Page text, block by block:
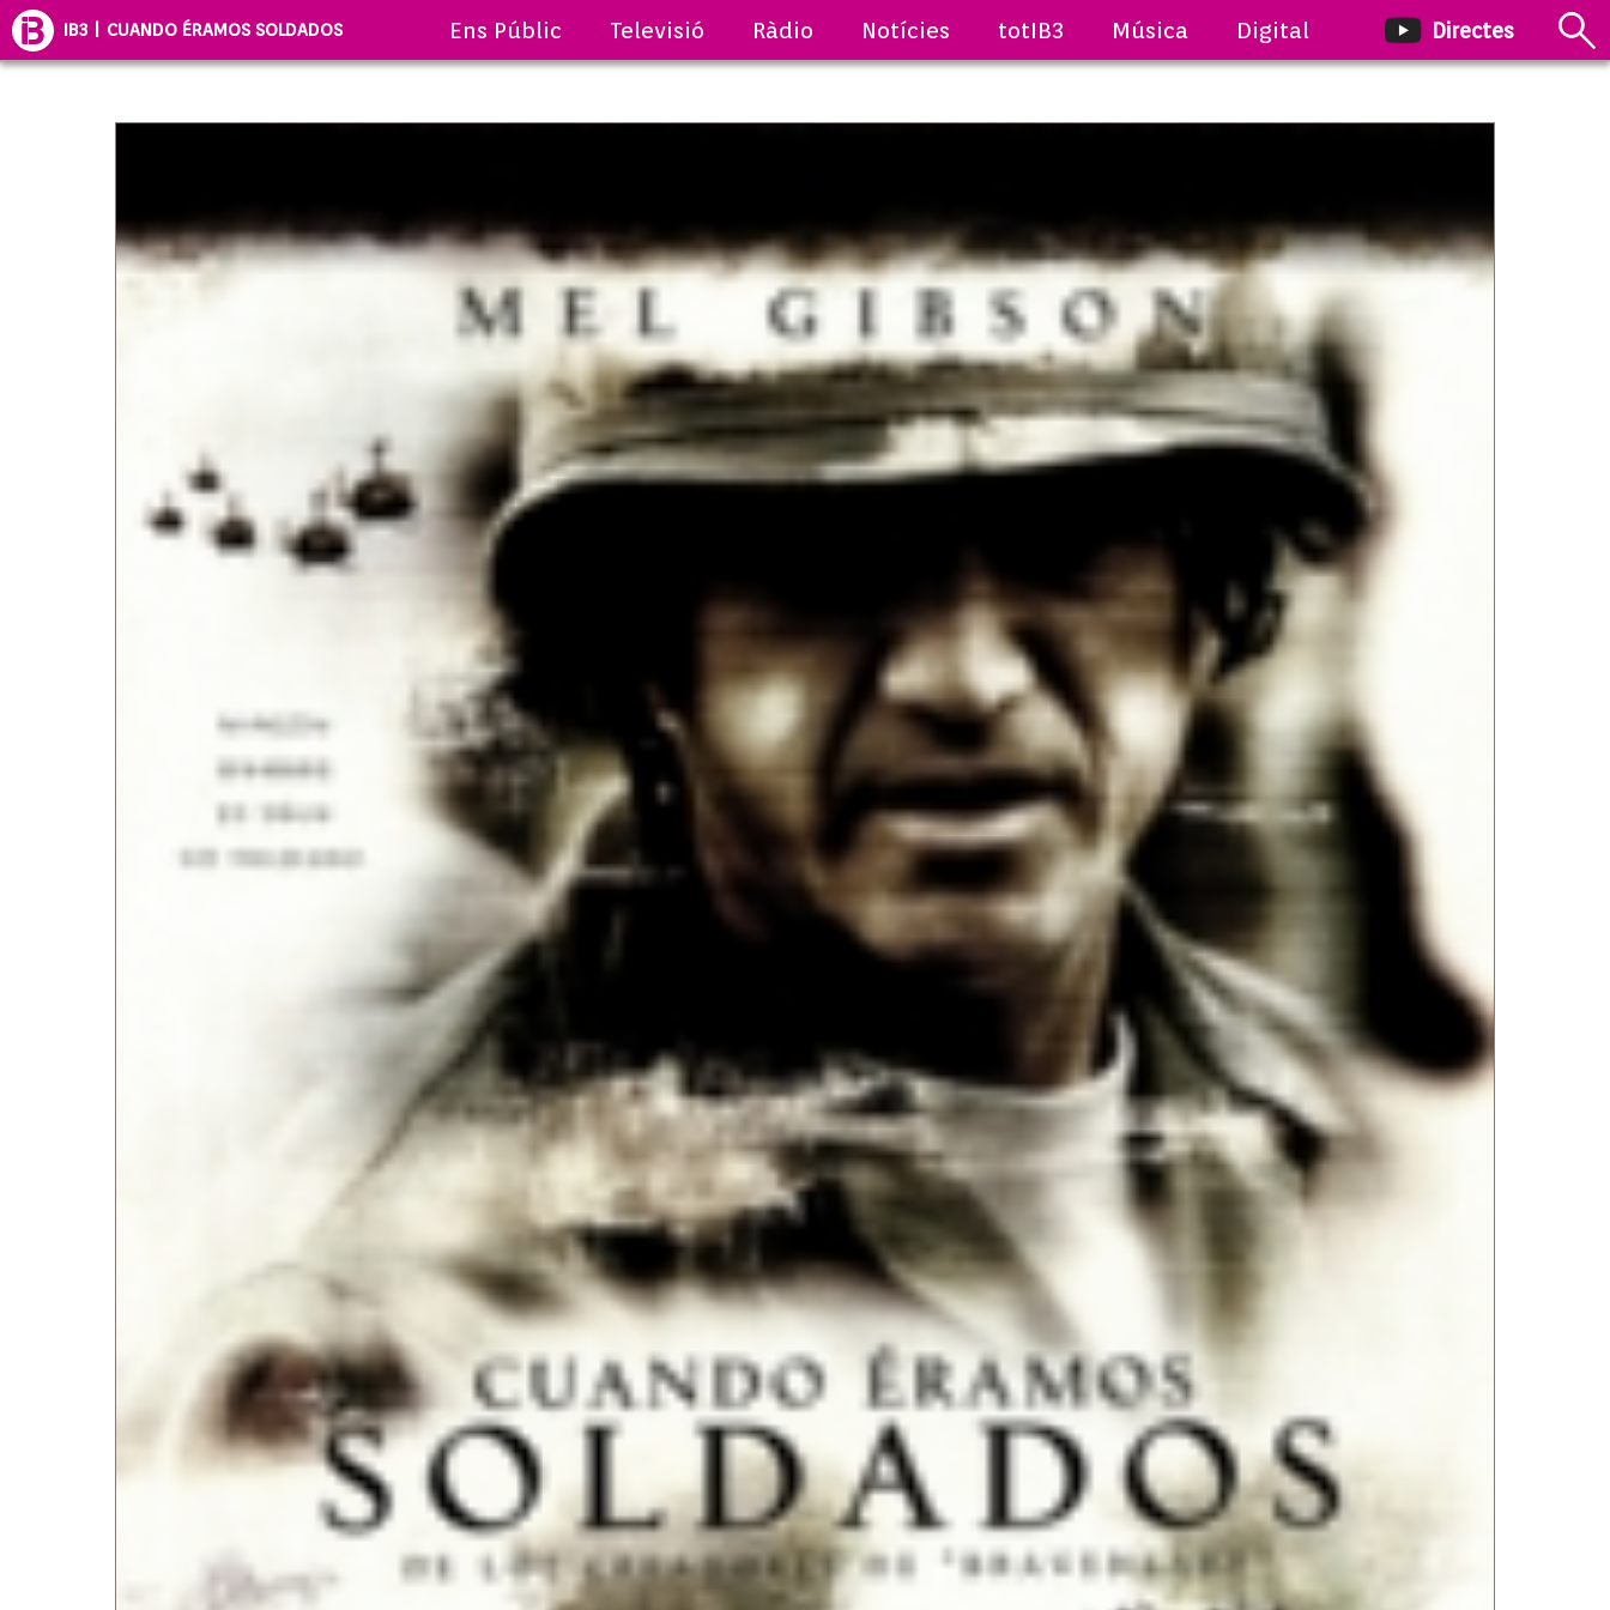
IB3 | CUANDO ÉRAMOS SOLDADOS Ens Públic Televisió Ràdio Notícies totIB3 Música Digital Directes